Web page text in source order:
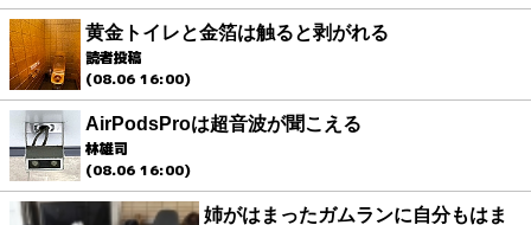
黄金トイレと金箔は触ると剥がれる
読者投稿
(08.06 16:00)
AirPodsProは超音波が聞こえる
林雄司
(08.06 16:00)
姉がはまったガムランに自分もはま